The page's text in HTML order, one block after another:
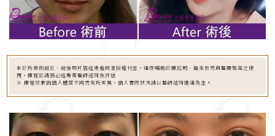
本診所案例術前、術後照片皆經患者同意授權刊登，僅作輔助診療說明、衛生教育與醫療知識之使
用，療程前請務必經專業醫師諮詢及評估
※ 療程效果因個人體質不同而有所差異，個人實際狀況請以醫師諮詢建議為主。